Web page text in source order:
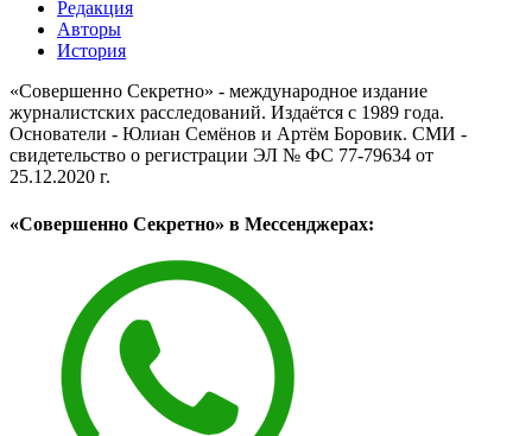
Редакция
Авторы
История
«Совершенно Секретно» - международное издание
журналистских расследований. Издаётся с 1989 года.
Основатели - Юлиан Семёнов и Артём Боровик. CМИ -
свидетельство о регистрации ЭЛ № ФС 77-79634 от
25.12.2020 г.
«Совершенно Секретно» в Мессенджерах: